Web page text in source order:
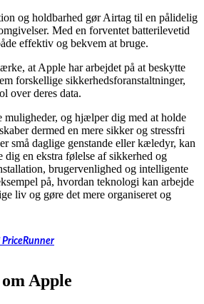
og holdbarhed gør Airtag til en pålidelig
Med en forventet batterilevetid
effektiv og bekvem at bruge.
at Apple har arbejdet på at beskytte
forskellige sikkerhedsforanstaltninger,
over deres data.
muligheder, og hjælper dig med at holde
dermed en mere sikker og stressfri
små daglige genstande eller kæledyr, kan
en ekstra følelse af sikkerhed og
brugervenlighed og intelligente
på, hvordan teknologi kan arbejde
liv og gøre det mere organiseret og
PriceRunner
Apple